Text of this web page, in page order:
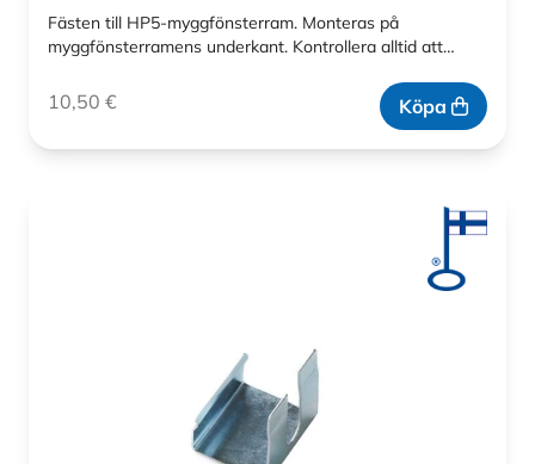
Fästen till HP5-myggfönsterram. Monteras på
myggfönsterramens underkant. Kontrollera alltid att…
10,50 € Köpa